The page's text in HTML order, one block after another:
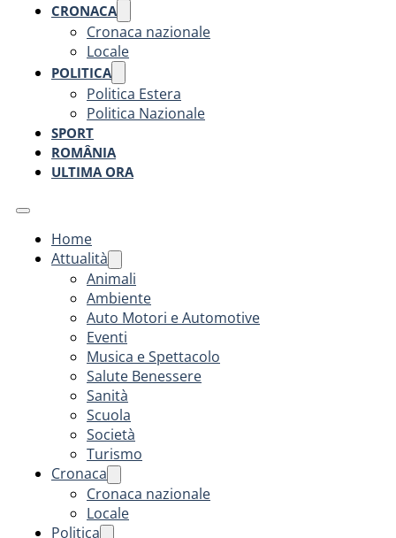
CRONACA
Cronaca nazionale
Locale
POLITICA
Politica Estera
Politica Nazionale
SPORT
ROMÂNIA
ULTIMA ORA
Home
Attualità
Animali
Ambiente
Auto Motori e Automotive
Eventi
Musica e Spettacolo
Salute Benessere
Sanità
Scuola
Società
Turismo
Cronaca
Cronaca nazionale
Locale
Politica